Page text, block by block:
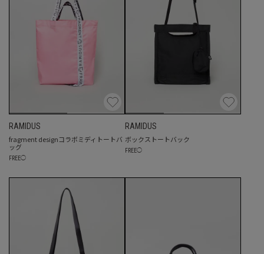
RAMIDUS
fragment designコラボミディトートバ
ッグ
FREE◯
RAMIDUS
ボックストートバック
FREE◯